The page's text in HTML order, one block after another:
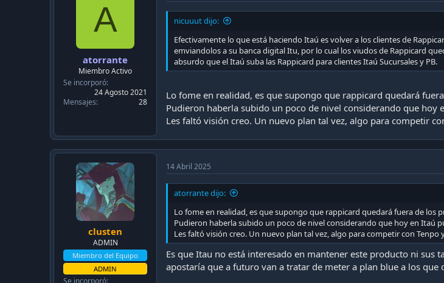
b
i
c
a
i
A
atorrante
Miembro Activo
Se incorporó
24 Agosto 2021
Mensajes
28
nicuuut dijo:
Efectivamente lo que está haciendo Itaú es volver a los clientes de
emviandolos a su banca digital Itu, por lo cual los viudos de Rappicard
absurdo que el Itaú suba las Rappicard para clientes Itaú Sucursales y PB.
Lo fome en realidad, es que supongo que rappicard quedará
Pudieron haberla subido un poco de nivel considerando que hoy
Les faltó visión creo. Un nuevo plan tal vez, algo para competir
clusten
ADMIN
Miembro del Equipo
ADMIN
Se incorporó
14 Abril 2025
atorrante dijo:
Lo fome en realidad, es que supongo que rappicard quedará fuera de los
Pudieron haberla subido un poco de nivel considerando que hoy en Itaú
Les faltó visión creo. Un nuevo plan tal vez, algo para competir con Tenpo
Es que Itau no está interesado en mantener este producto ni sus
apostaría que a futuro van a tratar de meter a plan blue a los que